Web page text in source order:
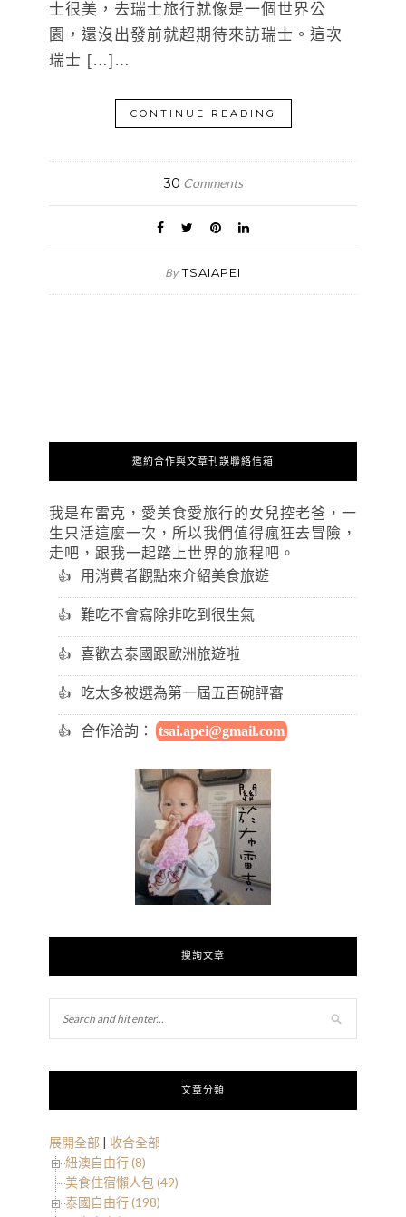
士很美，去瑞士旅行就像是一個世界公
園，還沒出發前就超期待來訪瑞士。這次
瑞士 […]…
CONTINUE READING
30 Comments
By TSAIAPEI
邀約合作與文章刊誤聯絡信箱
我是布雷克，愛美食愛旅行的女兒控老爸，一
生只活這麼一次，所以我們值得瘋狂去冒險，
走吧，跟我一起踏上世界的旅程吧。
用消費者觀點來介紹美食旅遊
難吃不會寫除非吃到很生氣
喜歡去泰國跟歐洲旅遊啦
吃太多被選為第一屆五百碗評審
合作洽詢： tsai.apei@gmail.com
搜詢文章
文章分類
展開全部 | 收合全部
紐澳自由行 (8)
美食住宿懶人包 (49)
泰國自由行 (198)